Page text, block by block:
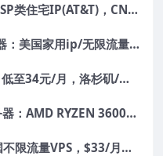
SixtyNet：美国VPS，双ISP类住宅IP(AT&T)，CN2 GIA网络，超高DDoS防御，$14/月，2G内存/2核/40gSSD/5T流量/10Gbps带宽
XenSpec美国住宅ip服务器：美国家用ip/无限流量/10Gbps独享带宽/449美元/月起，支持支付宝
奈云(naiyun)：7折优惠，低至34元/月，洛杉矶/香港机房，三网CN2 GIA/CUII/高防保护，解锁Chatgpt/Tiktok
InterServer美国独立服务器：AMD RYZEN 3600X处理器，75美元/月，送40美元
泰国VPS：datatan，泰国不限流量VPS，$33/月，4G内存/3核/60gSSD